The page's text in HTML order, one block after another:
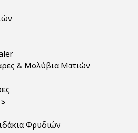
& Μολύβια Ματιών
Φρυδιών